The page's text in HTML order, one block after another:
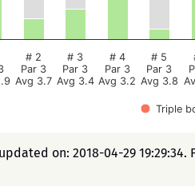
Triple
# 2
Par 3
Avg 3.7
# 3
Par 3
Avg 3.4
# 4
Par 3
Avg 3.2
# 5
Par 3
Avg 3.8
on: 2018-04-29